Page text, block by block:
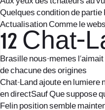
Quelques condition de partie
Actualisation Comme le
12 Chat-
Brasille nous-memes
de chacune des origines
Chat-Land ajoute en lumiere
en directSauf Que suppose
Felin position semble